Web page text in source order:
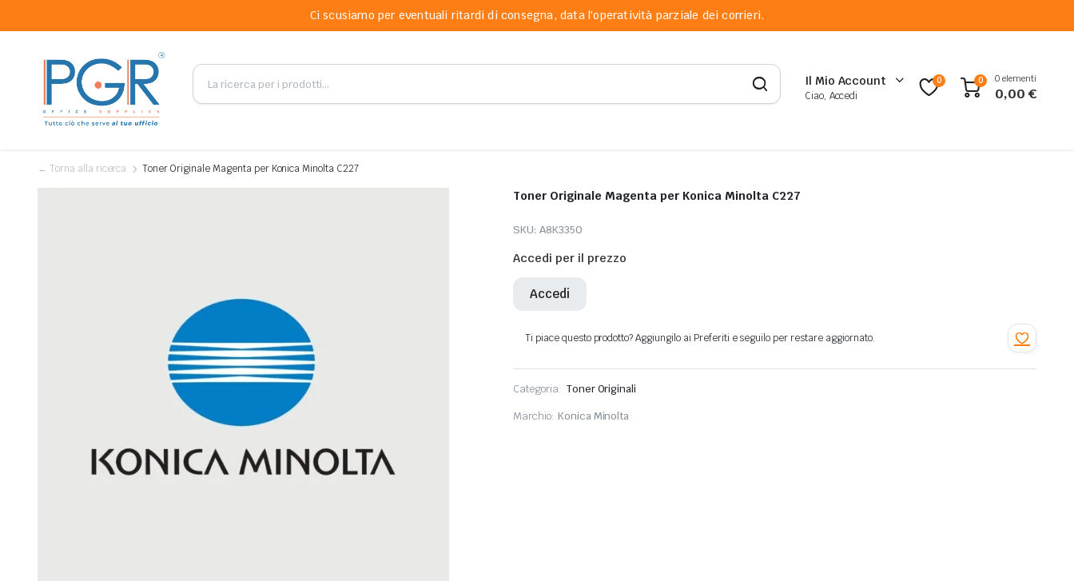
Ci scusiamo per eventuali ritardi di consegna, data l'operatività parziale dei corrieri.
Il Mio Account
Ciao, Accedi
0 0 0 elementi
0,00€
← Torna alla ricerca Toner Originale Magenta per Konica Minolta C227
Toner Originale Magenta per Konica Minolta C227
SKU: A8K3350
Accedi per il prezzo
Accedi
Categoria: Toner Originali
Marchio: Konica Minolta